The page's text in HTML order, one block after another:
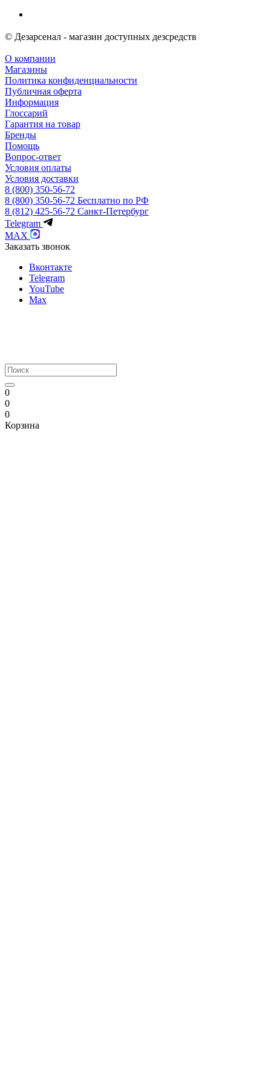
© Дезарсенал - магазин доступных дезсредств
О компании
Магазины
Политика конфиденциальности
Публичная оферта
Информация
Глоссарий
Гарантия на товар
Бренды
Помощь
Вопрос-ответ
Условия оплаты
Условия доставки
8 (800) 350-56-72
8 (800) 350-56-72 Бесплатно по РФ
8 (812) 425-56-72 Санкт-Петербург
Telegram
MAX
Заказать звонок
Вконтакте
Telegram
YouTube
Max
0
0
0
Корзина